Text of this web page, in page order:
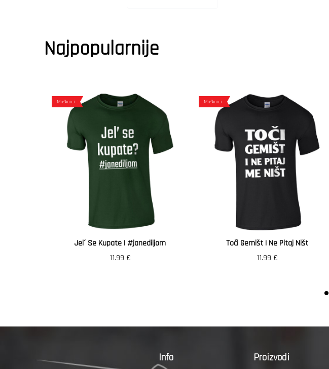
Najpopularnije
Muškarci
Jel´ Se Kupate | #janediljom
11.99 €
Muškarci
Toči Gemišt I Ne Pitaj Ništ
11.99 €
Info Proizvodi